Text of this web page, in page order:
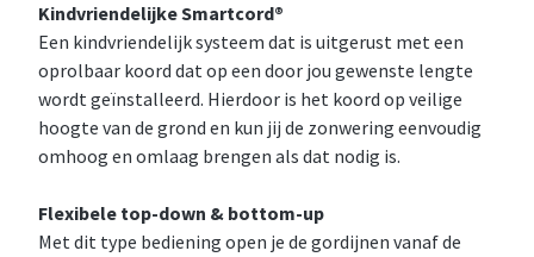
Kindvriendelijke Smartcord®
Een kindvriendelijk systeem dat is uitgerust met een
oprolbaar koord dat op een door jou gewenste lengte
wordt geïnstalleerd. Hierdoor is het koord op veilige
hoogte van de grond en kun jij de zonwering eenvoudig
omhoog en omlaag brengen als dat nodig is.
Flexibele top-down & bottom-up
Met dit type bediening open je de gordijnen vanaf de